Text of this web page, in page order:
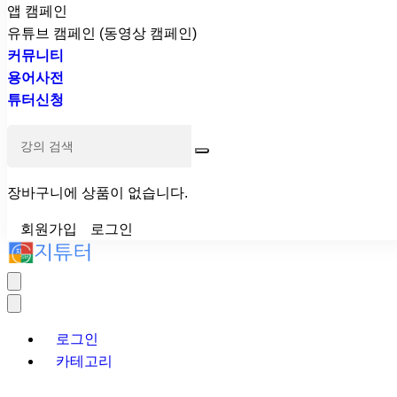
앱 캠페인
유튜브 캠페인 (동영상 캠페인)
커뮤니티
용어사전
튜터신청
장바구니에 상품이 없습니다.
회원가입 로그인
로그인
카테고리